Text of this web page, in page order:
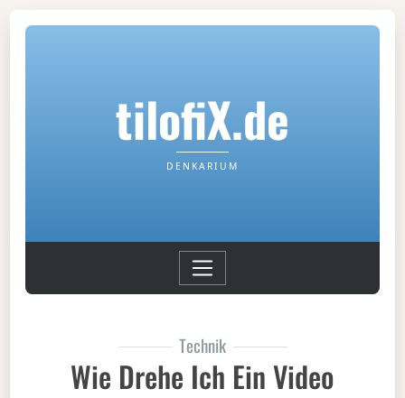
tilofiX.de
DENKARIUM
Technik
Wie Drehe Ich Ein Video